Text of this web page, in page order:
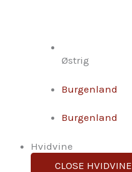
Østrig
Burgenland
Burgenland
Hvidvine
CLOSE HVIDVINE